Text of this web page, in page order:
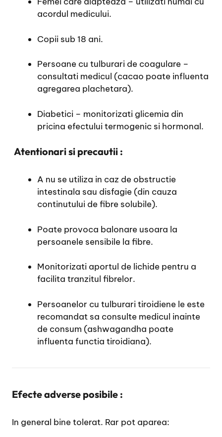
acordul medicului.
Copii sub 18 ani.
Persoane cu tulburari de coagulare –
consultati medicul (cacao poate influenta
agregarea plachetara).
Diabetici – monitorizati glicemia din
pricina efectului termogenic si hormonal.
Atentionari si precautii :
A nu se utiliza in caz de obstructie
intestinala sau disfagie (din cauza
continutului de fibre solubile).
Poate provoca balonare usoara la
persoanele sensibile la fibre.
Monitorizati aportul de lichide pentru a
facilita tranzitul fibrelor.
Persoanelor cu tulburari tiroidiene le este
recomandat sa consulte medicul inainte
de consum (ashwagandha poate
influenta functia tiroidiana).
Efecte adverse posibile :
In general bine tolerat. Rar pot aparea: